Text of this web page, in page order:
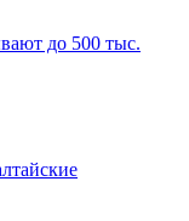
до 500 тыс.